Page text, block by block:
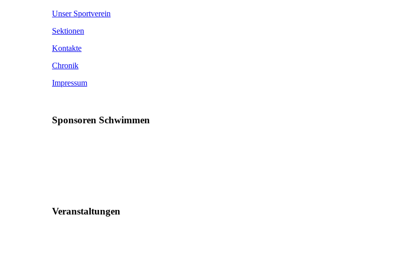
Unser Sportverein
Sektionen
Kontakte
Chronik
Impressum
Sponsoren Schwimmen
Veranstaltungen